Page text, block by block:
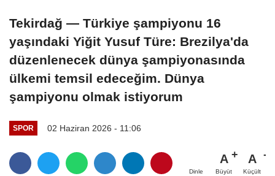
Tekirdağ — Türkiye şampiyonu 16
yaşındaki Yiğit Yusuf Türe: Brezilya'da
düzenlenecek dünya şampiyonasında
ülkemi temsil edeceğim. Dünya
şampiyonu olmak istiyorum
SPOR 02 Haziran 2026 - 11:06
Dinle
A
Büyüt
A
Küçült